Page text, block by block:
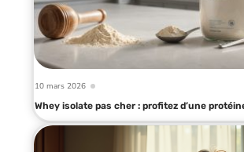
10 mars 2026
Whey isolate pas cher : profitez d’une